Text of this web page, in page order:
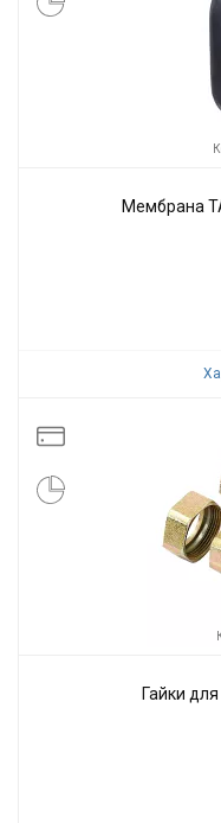
Мембрана
Гайки